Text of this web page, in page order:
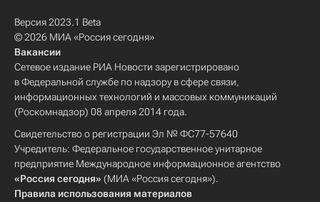
Версия 2023.1 Beta
© 2026 МИА «Россия сегодня»
Вакансии
Сетевое издание РИА Новости зарегистрировано
в Федеральной службе по надзору в сфере связи,
информационных технологий и массовых коммуникаций
(Роскомнадзор) 08 апреля 2014 года.
Свидетельство о регистрации Эл № ФС77-57640
Учредитель: Федеральное государственное унитарное
предприятие Международное информационное агентство
«Россия сегодня» (МИА «Россия сегодня»).
Правила использования материалов